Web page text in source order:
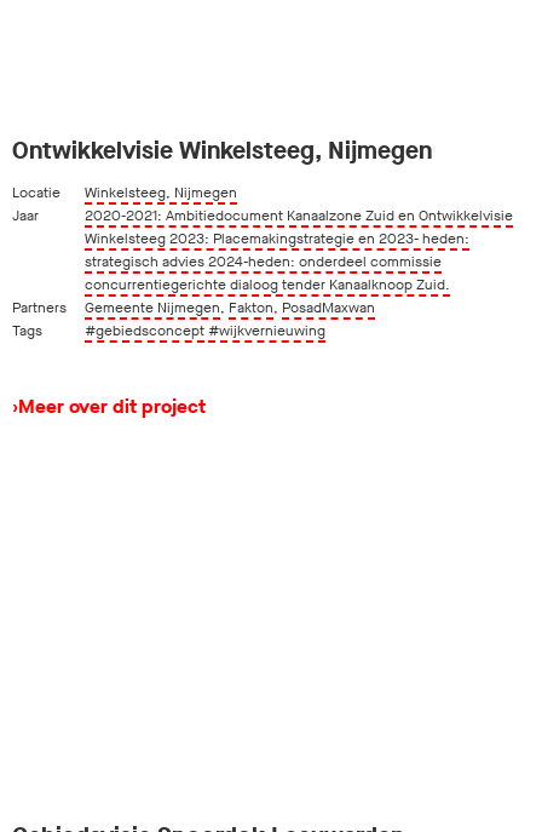
Ontwikkelvisie Winkelsteeg, Nijmegen
Locatie
Winkelsteeg, Nijmegen
Jaar
2020-2021: Ambitiedocument Kanaalzone Zuid en Ontwikkelvisie
Winkelsteeg 2023: Placemakingstrategie en 2023- heden:
strategisch advies 2024-heden: onderdeel commissie
concurrentiegerichte dialoog tender Kanaalknoop Zuid.
Partners
Gemeente Nijmegen, Fakton, PosadMaxwan
Tags
#gebiedsconcept#wijkvernieuwing
›Meer over dit project